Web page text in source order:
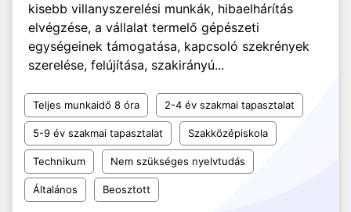
kisebb villanyszerelési munkák, hibaelhárítás
elvégzése, a vállalat termelő gépészeti
egységeinek támogatása, kapcsoló szekrények
szerelése, felújítása, szakirányú...
Teljes munkaidő 8 óra 2-4 év szakmai tapasztalat
5-9 év szakmai tapasztalat Szakközépiskola
Technikum Nem szükséges nyelvtudás
Általános Beosztott